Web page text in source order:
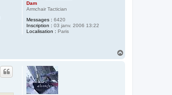
Dam
Armchair Tactician
Messages : 6420
Inscription : 03 janv. 2006 13:22
Localisation : Paris